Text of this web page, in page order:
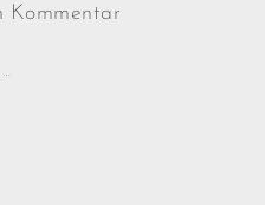
Kommentar